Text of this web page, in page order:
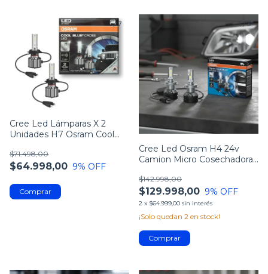
1/7
Cree Led Lámparas X 2
Unidades H7 Osram Cool
$64.998,00
$71.498,00
9% OFF
1/3
Cree Led Osram H4 24v
Camion Micro Cosechadoras
$129.998,00
$142.998,00
9% OFF
2 x $64.999,00 sin interés
¡Solo quedan 2 en stock!